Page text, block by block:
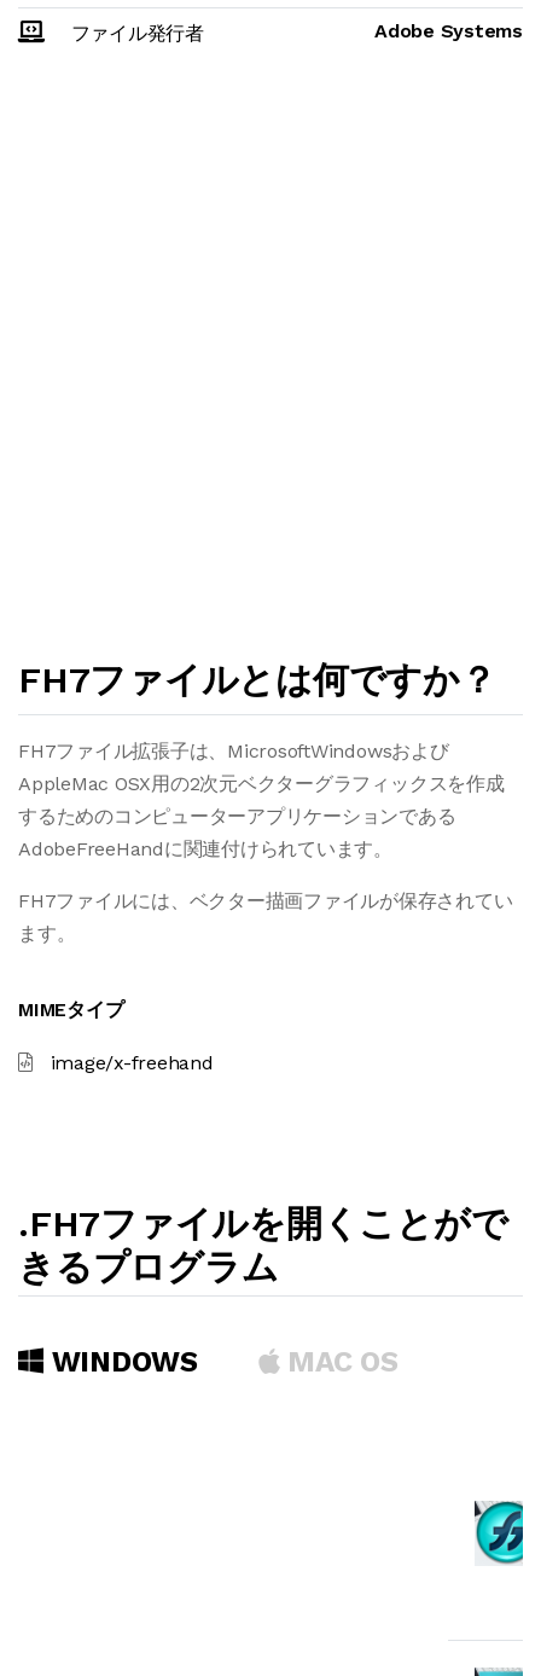
ファイル発行者 Adobe Systems
FH7ファイルとは何ですか？
FH7ファイル拡張子は、MicrosoftWindowsおよび
AppleMac OSX用の2次元ベクターグラフィックスを作成
するためのコンピューターアプリケーションである
AdobeFreeHandに関連付けられています。
FH7ファイルには、ベクター描画ファイルが保存されてい
ます。
MIMEタイプ
image/x-freehand
.FH7ファイルを開くことがで
きるプログラム
WINDOWS MAC OS